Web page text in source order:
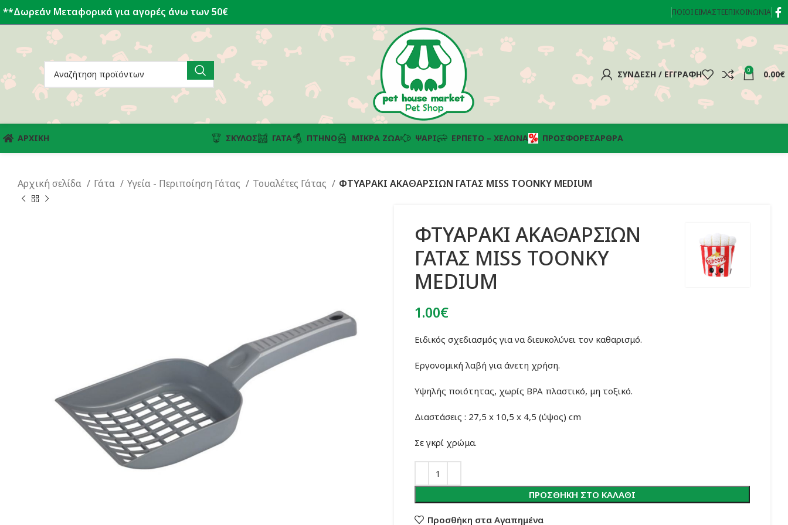
**Δωρεάν Μεταφορικά για αγορές άνω των 50€ ΠΟΙΟΊ ΕΊΜΑΣΤΕΕΠΙΚΟΙΝΩΝΊΑ
ΣΎΝΔΕΣΗ / ΕΓΓΡΑΦΉ 0 0.00€
ΑΡΧΙΚΗ ΣΚΎΛΟΣ ΓΆΤΑ ΠΤΗΝΌ ΜΙΚΡΆ ΖΏΑ ΨΆΡΙ ΕΡΠΕΤΌ – ΧΕΛΏΝΑ ΠΡΟΣΦΟΡΈΣΆΡΘΡΑ
Αρχική σελίδα Γάτα Υγεία - Περιποίηση Γάτας Τουαλέτες Γάτας ΦΤΥΑΡΑΚΙ ΑΚΑΘΑΡΣΙΩΝ ΓΑΤΑΣ MISS TOONKY MEDIUM
ΦΤΥΑΡΑΚΙ ΑΚΑΘΑΡΣΙΩΝ
ΓΑΤΑΣ MISS TOONKY
MEDIUM
1.00€
Ειδικός σχεδιασμός για να διευκολύνει τον καθαρισμό.
Εργονομική λαβή για άνετη χρήση.
Υψηλής ποιότητας, χωρίς BPA πλαστικό, μη τοξικό.
Διαστάσεις : 27,5 x 10,5 x 4,5 (ύψος) cm
Σε γκρί χρώμα.
ΠΡΟΣΘΉΚΗ ΣΤΟ ΚΑΛΆΘΙ
Προσθήκη στα Αγαπημένα